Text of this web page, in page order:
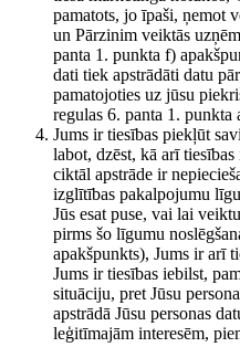
pamatots, jo īpaši, ņemot
un Pārzinim veiktās
panta 1. punkta f)
dati tiek apstrādāti datu
pamatojoties uz jūsu
regulas 6. panta 1. punkta
Jums ir tiesības piekļūt
labot, dzēst, kā arī
ciktāl apstrāde ir
izglītības pakalpojumu
Jūs esat puse, vai lai
pirms šo līgumu
apakšpunkts), Jums ir arī
Jums ir tiesības iebilst,
situāciju, pret Jūsu
apstrādā Jūsu personas
leģitīmajām interesēm,